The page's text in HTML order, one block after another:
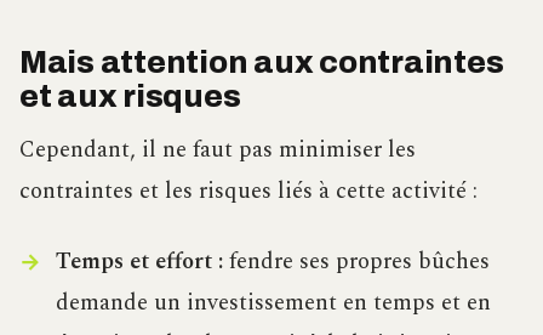
Mais attention aux contraintes
et aux risques
Cependant, il ne faut pas minimiser les
contraintes et les risques liés à cette activité :
Temps et effort :fendre ses propres bûches
demande un investissement en temps et en